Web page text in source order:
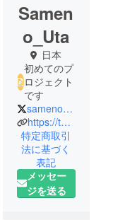
Samen
o_Uta
日本
初めてのプ
ロジェクト
です
sameno_uta
https://twitter.com/sameno_uta
特定商取引
法に基づく
表記
メッセー
ジを送る